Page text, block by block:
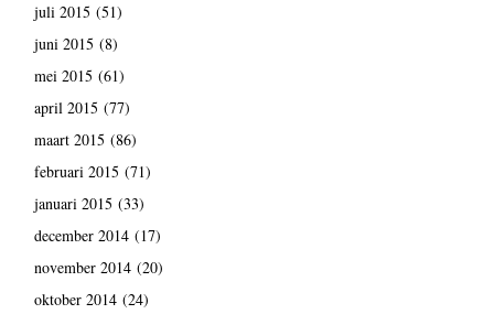
juli 2015 (51)
juni 2015 (8)
mei 2015 (61)
april 2015 (77)
maart 2015 (86)
februari 2015 (71)
januari 2015 (33)
december 2014(17)
november 2014(20)
oktober 2014(24)